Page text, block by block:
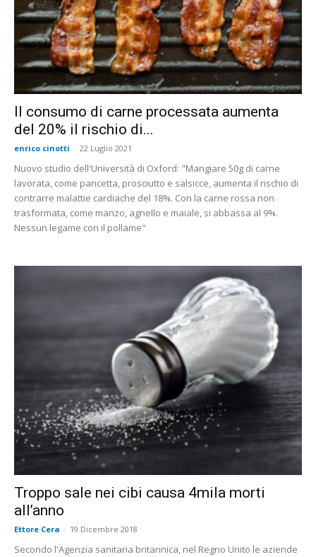
Il consumo di carne processata aumenta
del 20% il rischio di...
enrico cinotti - 22 Luglio 2021
Nuovo studio dell'Università di Oxford: "Mangiare 50g di carne
lavorata, come pancetta, prosciutto e salsicce, aumenta il rischio di
contrarre malattie cardiache del 18%. Con la carne rossa non
trasformata, come manzo, agnello e maiale, si abbassa al 9%.
Nessun legame con il pollame"
Troppo sale nei cibi causa 4mila morti
all’anno
Ettore Cera - 19 Dicembre 2018
Secondo l'Agenzia sanitaria britannica, nel Regno Unito le aziende